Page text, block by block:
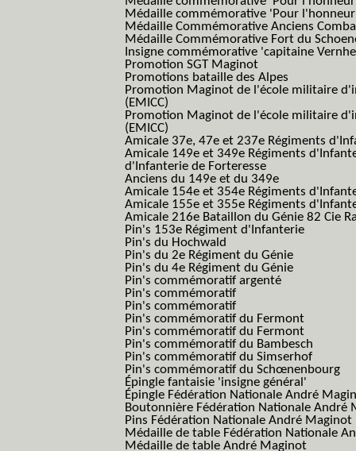
Médaille commémorative 'Pour
Médaille Commémorative Anciens
Médaille Commémorative Fort du
Insigne commémorative 'capitaine
Promotion SGT Maginot
Promotions bataille des Alpes
Promotion Maginot de l'école militaire
(EMICC)
Promotion Maginot de l'école militaire
(EMICC)
Amicale 37e, 47e et 237e Régiments
Amicale 149e et 349e Régiments
d'Infanterie de Forteresse
Anciens du 149e et du 349e
Amicale 154e et 354e Régiments
Amicale 155e et 355e Régiments
Amicale 216e Bataillon du Génie 82 Cie
Pin's 153e Régiment d'Infanterie
Pin's du Hochwald
Pin's du 2e Régiment du Génie
Pin's du 4e Régiment du Génie
Pin's commémoratif argenté
Pin's commémoratif
Pin's commémoratif
Pin's commémoratif du Fermont
Pin's commémoratif du Fermont
Pin's commémoratif du Bambesch
Pin's commémoratif du Simserhof
Pin's commémoratif du Schœnenbourg
Épingle fantaisie 'insigne général'
Épingle Fédération Nationale André
Boutonnière Fédération Nationale André
Pins Fédération Nationale André Maginot
Médaille de table Fédération Nationale
Médaille de table André Maginot